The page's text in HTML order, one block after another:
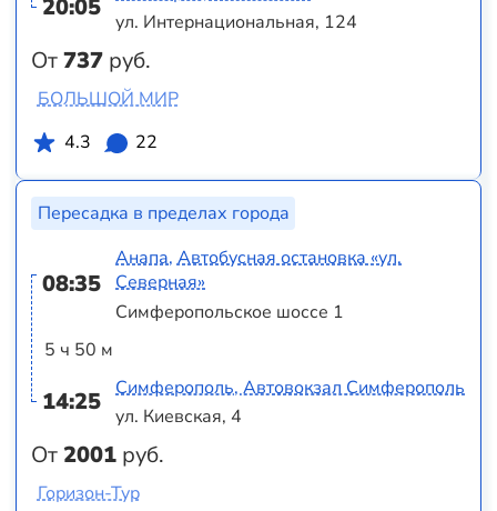
20:05
От737 руб.
ул. Интернациональная, 124
БОЛЬШОЙ МИР
4.3
22
Пересадка в пределах города
08:35
5 ч 50 м
14:25
От2001 руб.
Анапа, Автобусная остановка «ул.
Северная»
Симферопольское шоссе 1
Симферополь, Автовокзал Симферополь
ул. Киевская, 4
Горизон-Тур